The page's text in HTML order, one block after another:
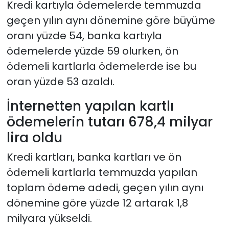
Kredi kartıyla ödemelerde temmuzda
geçen yılın aynı dönemine göre büyüme
oranı yüzde 54, banka kartıyla
ödemelerde yüzde 59 olurken, ön
ödemeli kartlarla ödemelerde ise bu
oran yüzde 53 azaldı.
İnternetten yapılan kartlı
ödemelerin tutarı 678,4 milyar
lira oldu
Kredi kartları, banka kartları ve ön
ödemeli kartlarla temmuzda yapılan
toplam ödeme adedi, geçen yılın aynı
dönemine göre yüzde 12 artarak 1,8
milyara yükseldi.